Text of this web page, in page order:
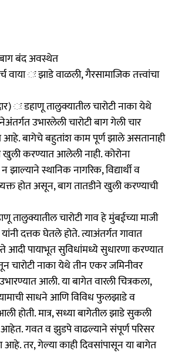
बाग बंद अवस्थेत
वाया ः झाडे वाळली, गैरसामाजिक तत्त्वांचा
ः डहाणू तालुक्यातील चारोटी नाका येथे
उभारलेली चारोटी बाग गेली चार
आहे. बागेचे बहुतांश काम पूर्ण झाले असतानाही
खुली करण्यात आलेली नाही. कोरोना
स्थानिक नागरिक, विद्यार्थी व
होत असून, बाग तातडीने खुली करण्याची
तालुक्यातील चारोटी गाव हे मुंबईच्या माजी
दत्तक घेतले होते. त्याअंतर्गत गावात
आदी पायाभूत सुविधांमध्ये सुधारणा करण्यात
चारोटी नाका येथे तीन एकर जमिनीवर
आली. या बागेत वारली चित्रकला,
साधने आणि विविध फुलझाडे व
होती. मात्र, सध्या बागेतील झाडे सुकली
गवत व झुडपे वाढल्याने संपूर्ण परिसर
तर, गेल्या काही दिवसांपासून या बागेत